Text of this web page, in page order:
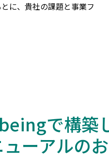
に、貴社の課題と事業フ
で構築
ーアルの